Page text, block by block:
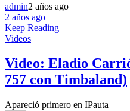
admin2 años ago
2 años ago
Keep Reading
Videos
Video: Eladio
757 con Timbaland)
Apareció primero en IPauta